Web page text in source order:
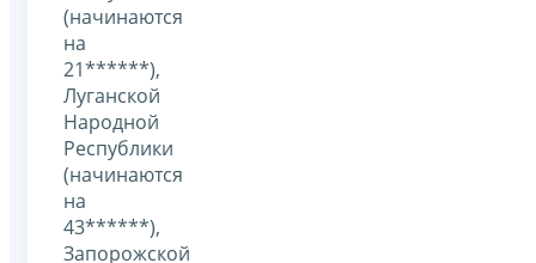
(начинаются
на
21******),
Луганской
Народной
Республики
(начинаются
на
43******),
Запорожской